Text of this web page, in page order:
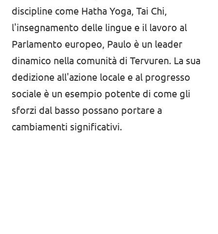
discipline come Hatha Yoga, Tai Chi,
l'insegnamento delle lingue e il lavoro al
Parlamento europeo, Paulo è un leader
dinamico nella comunità di Tervuren. La sua
dedizione all'azione locale e al progresso
sociale è un esempio potente di come gli
sforzi dal basso possano portare a
cambiamenti significativi.